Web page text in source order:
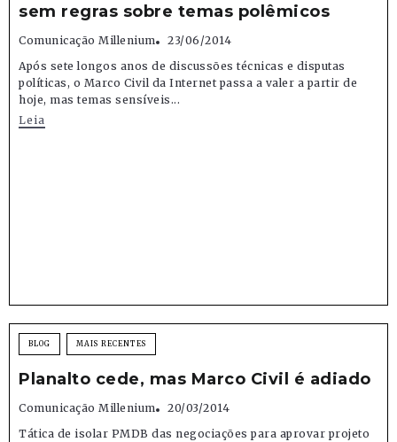
sem regras sobre temas polêmicos
Comunicação Millenium
23/06/2014
Após sete longos anos de discussões técnicas e disputas
políticas, o Marco Civil da Internet passa a valer a partir de
hoje, mas temas sensíveis...
Leia
BLOG MAIS RECENTES
Planalto cede, mas Marco Civil é adiado
Comunicação Millenium
20/03/2014
Tática de isolar PMDB das negociações para aprovar projeto